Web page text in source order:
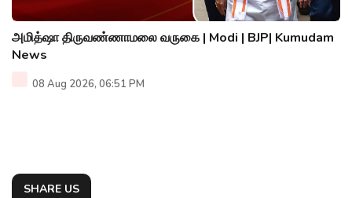
அமித்ஷா திருவண்ணாமலை வருகை | Modi | BJP| Kumudam
News
08 Aug 2026, 06:51 PM
SHARE US